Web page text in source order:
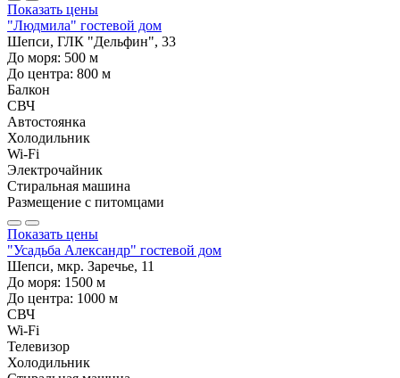
Показать цены
"Людмила" гостевой дом
Шепси, ГЛК "Дельфин", 33
До моря: 500 м
До центра: 800 м
Балкон
СВЧ
Автостоянка
Холодильник
Wi-Fi
Электрочайник
Стиральная машина
Размещение с питомцами
Показать цены
"Усадьба Александр" гостевой дом
Шепси, мкр. Заречье, 11
До моря: 1500 м
До центра: 1000 м
СВЧ
Wi-Fi
Телевизор
Холодильник